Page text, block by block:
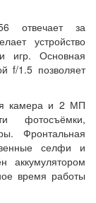
отвечает за
устройство
игр. Основная
f/1.5 позволяет
камера и 2 МП
фотосъёмки,
Фронтальная
селфи и
аккумулятором
время работы